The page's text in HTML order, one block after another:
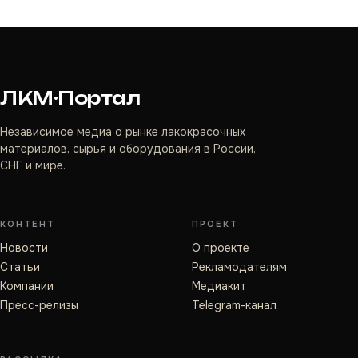
ЛКМ·Портал
Независимое медиа о рынке лакокрасочных
материалов, сырья и оборудования в России,
СНГ и мире.
КОНТЕНТ
Новости
Статьи
Компании
Пресс-релизы
ПРОЕКТ
О проекте
Рекламодателям
Медиакит
Telegram-канал